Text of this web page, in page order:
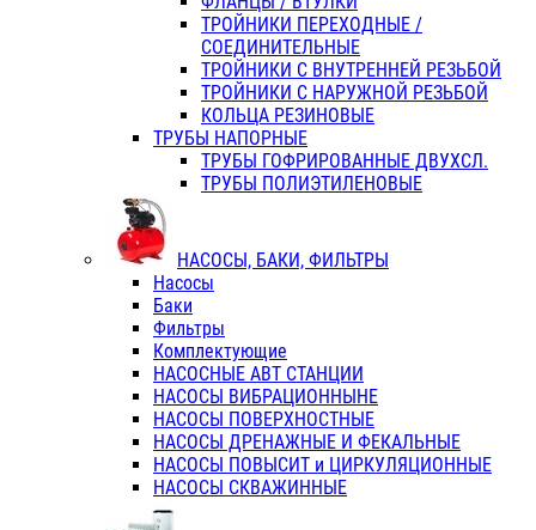
ТРОЙНИКИ ПЕРЕХОДНЫЕ /
СОЕДИНИТЕЛЬНЫЕ
ТРОЙНИКИ С ВНУТРЕННЕЙ РЕЗЬБОЙ
ТРОЙНИКИ С НАРУЖНОЙ РЕЗЬБОЙ
КОЛЬЦА РЕЗИНОВЫЕ
ТРУБЫ НАПОРНЫЕ
ТРУБЫ ГОФРИРОВАННЫЕ ДВУХСЛ.
ТРУБЫ ПОЛИЭТИЛЕНОВЫЕ
НАСОСЫ, БАКИ, ФИЛЬТРЫ
Насосы
Баки
Фильтры
Комплектующие
НАСОСНЫЕ АВТ СТАНЦИИ
НАСОСЫ ВИБРАЦИОННЫНЕ
НАСОСЫ ПОВЕРХНОСТНЫЕ
НАСОСЫ ДРЕНАЖНЫЕ И ФЕКАЛЬНЫЕ
НАСОСЫ ПОВЫСИТ и ЦИРКУЛЯЦИОННЫЕ
НАСОСЫ СКВАЖИННЫЕ